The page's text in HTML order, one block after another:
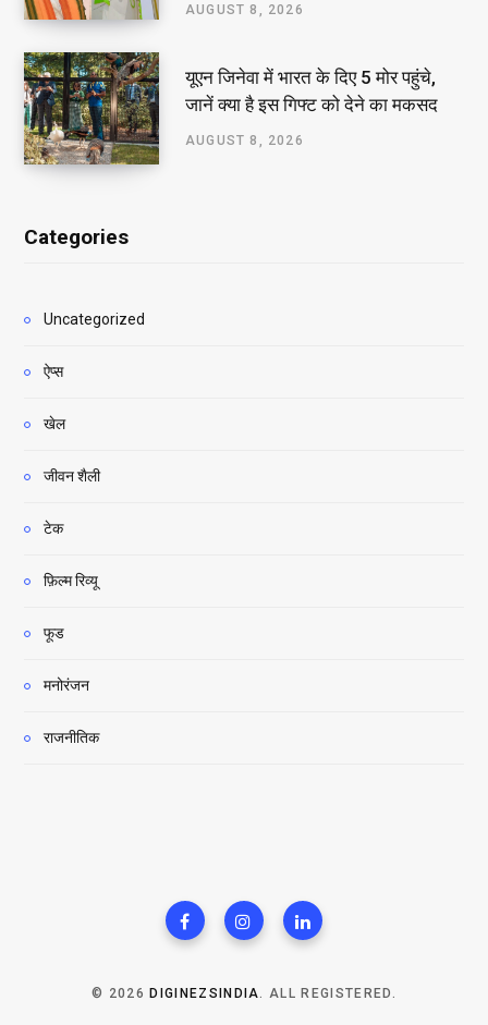
AUGUST 8, 2026
यूएन जिनेवा में भारत के दिए 5 मोर पहुंचे,
जानें क्या है इस गिफ्ट को देने का मकसद
AUGUST 8, 2026
Categories
Uncategorized
ऐप्स
खेल
जीवन शैली
टेक
फ़िल्म रिव्यू
फूड
मनोरंजन
राजनीतिक
© 2026 DIGINEZSINDIA. ALL REGISTERED.